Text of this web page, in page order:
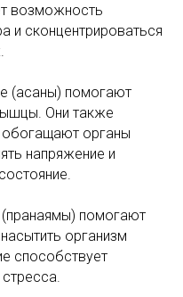
возможность
и сконцентрироваться
(асаны) помогают
Они также
органы
напряжение и
(пранаямы) помогают
организм
способствует